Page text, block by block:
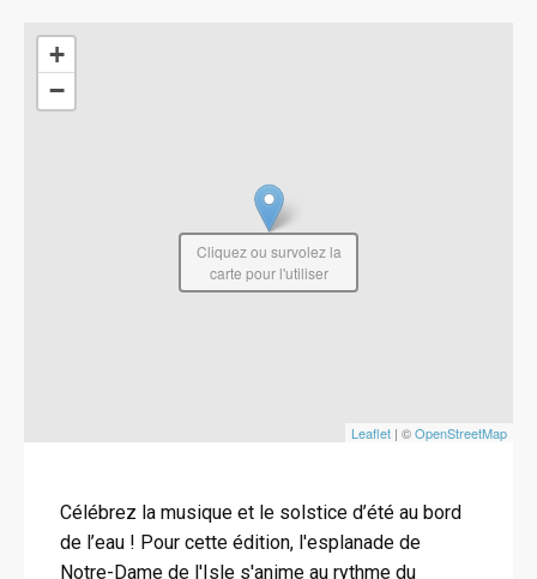
+
−
Leaflet | ©OpenStreetMap
Cliquez ou survolez la
carte pour l'utiliser
Célébrez la musique et le solstice d’été au bord
de l’eau ! Pour cette édition, l'esplanade de
Notre-Dame de l'Isle s'anime au rythme du